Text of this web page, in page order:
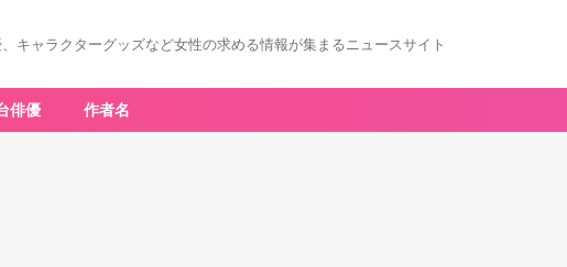
キャラクターグッズなど女性の求める情報が集まるニュースサイト
俳優 作者名